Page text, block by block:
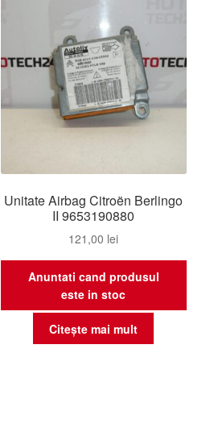
Unitate Airbag Citroën Berlingo
II 9653190880
121,00 lei
Anuntati cand produsul
este in stoc
Citește mai mult